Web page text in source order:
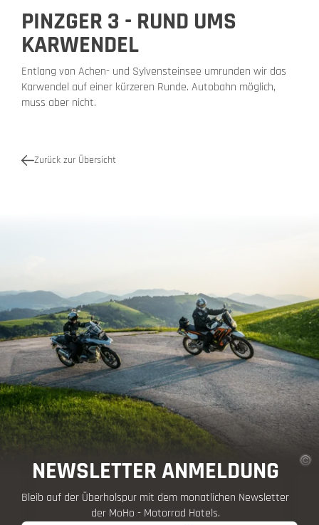
PINZGER 3 - RUND UMS
KARWENDEL
Entlang von Achen- und Sylvensteinsee umrunden wir das
Karwendel auf einer kürzeren Runde. Autobahn möglich,
muss aber nicht.
Zurück zur Übersicht
NEWSLETTER ANMELDUNG
Bleib auf der Überholspur mit dem monatlichen Newsletter
der MoHo - Motorrad Hotels.